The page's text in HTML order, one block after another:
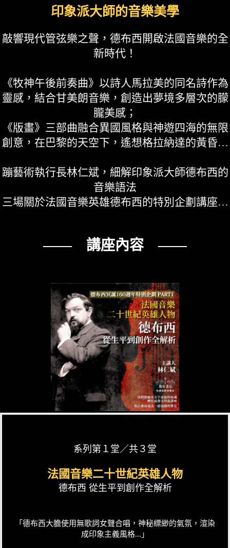
印象派大師的音樂美學
敲響現代管弦樂之聲，德布西開啟法國音樂的全
新時代！
《牧神午後前奏曲》以詩人馬拉美的同名詩作為
靈感，結合甘美朗音樂，創造出夢境多層次的朦
朧美感；
《版畫》三部曲融合異國風格與神遊四海的無限
創意，在巴黎的天空下，遙想格拉納達的黃昏…
蹦藝術執行長林仁斌，細解印象派大師德布西的
音樂語法
三場關於法國音樂英雄德布西的特別企劃講座…
—— 講座內容 ——
系列第１堂／共３堂
法國音樂二十世紀英雄人物
德布西 從生平到創作全解析
「德布西大膽使用無歌詞女聲合唱，神秘縹緲的氣氛，渲染
成印象主義風格...」